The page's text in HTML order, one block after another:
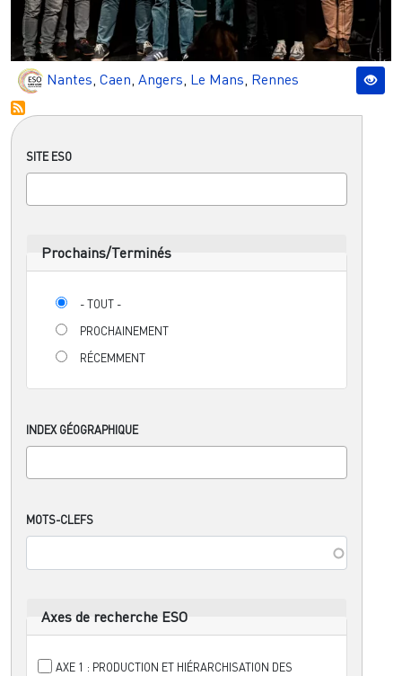
SITE ESO
Prochains/Terminés
- TOUT -
PROCHAINEMENT
RÉCEMMENT
INDEX GÉOGRAPHIQUE
MOTS-CLEFS
Axes de recherche ESO
AXE 1 : PRODUCTION ET HIÉRARCHISATION DES
Nantes, Caen, Angers, Le Mans, Rennes